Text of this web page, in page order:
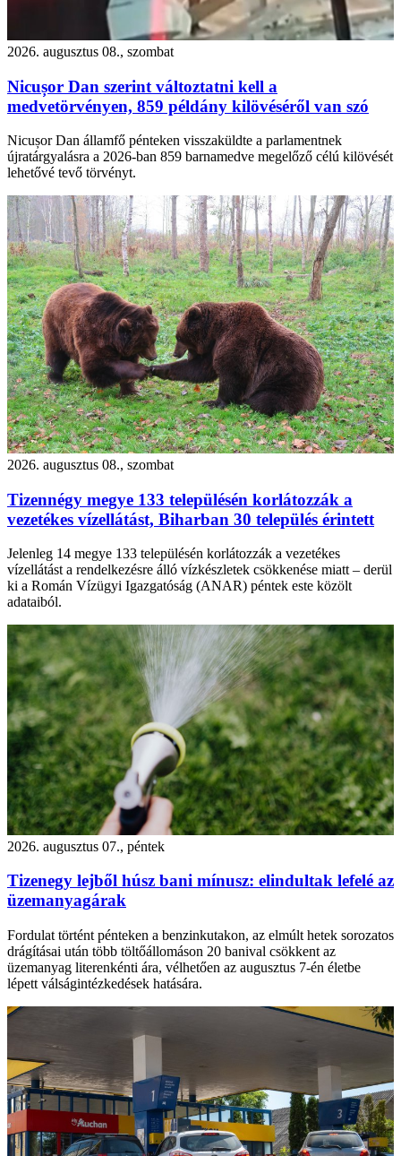
2026. augusztus 08., szombat
Nicușor Dan szerint változtatni kell a
medvetörvényen, 859 példány kilövéséről van szó
Nicușor Dan államfő pénteken visszaküldte a parlamentnek
újratárgyalásra a 2026-ban 859 barnamedve megelőző célú kilövését
lehetővé tevő törvényt.
2026. augusztus 08., szombat
Tizennégy megye 133 településén korlátozzák a
vezetékes vízellátást, Biharban 30 település érintett
Jelenleg 14 megye 133 településén korlátozzák a vezetékes
vízellátást a rendelkezésre álló vízkészletek csökkenése miatt – derül
ki a Román Vízügyi Igazgatóság (ANAR) péntek este közölt
adataiból.
2026. augusztus 07., péntek
Tizenegy lejből húsz bani mínusz: elindultak lefelé az
üzemanyagárak
Fordulat történt pénteken a benzinkutakon, az elmúlt hetek sorozatos
drágításai után több töltőállomáson 20 banival csökkent az
üzemanyag literenkénti ára, vélhetően az augusztus 7-én életbe
lépett válságintézkedések hatására.